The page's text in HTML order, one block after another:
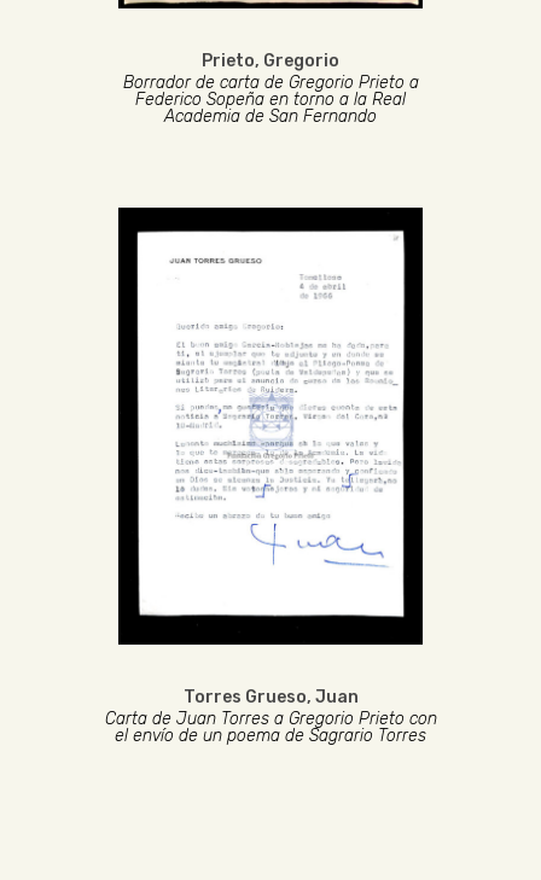
Prieto, Gregorio
Borrador de carta de Gregorio Prieto a
Federico Sopeña en torno a la Real
Academia de San Fernando
Torres Grueso, Juan
Carta de Juan Torres a Gregorio Prieto con
el envío de un poema de Sagrario Torres